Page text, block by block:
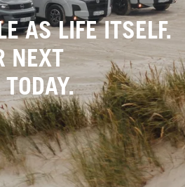
AS LIFE ITSELF.
NEXT